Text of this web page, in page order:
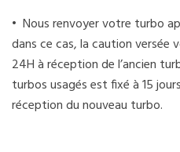
• Nous renvoyer votre turbo
dans ce cas, la caution versée
24H à réception de l’ancien
turbos usagés est fixé à 15
réception du nouveau turbo.